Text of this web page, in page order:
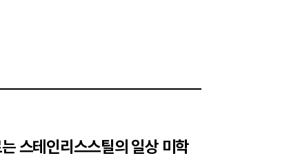
스테인리스스틸의 일상 미학